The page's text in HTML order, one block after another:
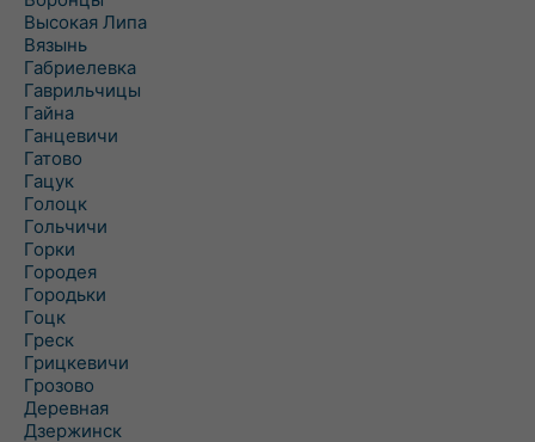
Высокая Липа
Вязынь
Габриелевка
Гаврильчицы
Гайна
Ганцевичи
Гатово
Гацук
Голоцк
Гольчичи
Горки
Городея
Городьки
Гоцк
Греск
Грицкевичи
Грозово
Деревная
Дзержинск